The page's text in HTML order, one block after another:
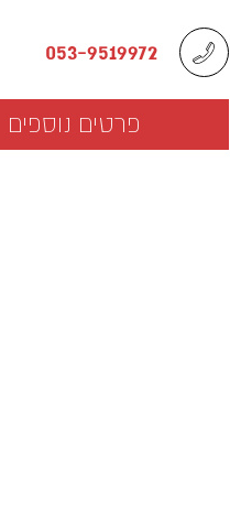
053-9519972
פרטים נוספים